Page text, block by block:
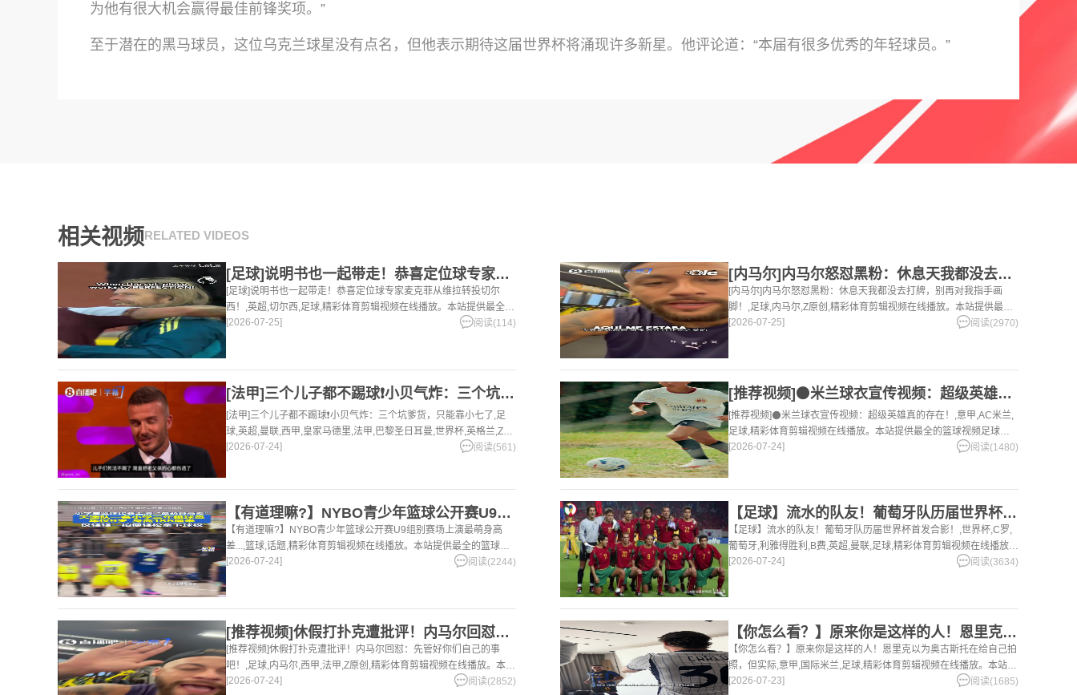
为他有很大机会赢得最佳前锋奖项。”
至于潜在的黑马球员，这位乌克兰球星没有点名，但他表示期待这届世界杯将涌现许多新星。他评论道：“本届有很多优秀的年轻球员。”
相关视频RELATED VIDEOS
[足球]说明书也一起带走！恭喜定位球专家麦克菲从维拉转投切尔
[足球]说明书也一起带走！恭喜定位球专家麦克菲从维拉转投切尔
西！,英超,切尔西,足球,精彩体育剪辑视频在线播放。本站提供最全的
篮球视频足球视频,集锦,录像。
[2026-07-25] 阅读(114)
[内马尔]内马尔怒怼黑粉：休息天我都没去打牌，别再对我指手画
[内马尔]内马尔怒怼黑粉：休息天我都没去打牌，别再对我指手画
脚！,足球,内马尔,Z原创,精彩体育剪辑视频在线播放。本站提供最全
的篮球视频足球视频,集锦,录像。
[2026-07-25] 阅读(2970)
[法甲]三个儿子都不踢球❗️小贝气炸：三个坑爹货，只能靠小七
[法甲]三个儿子都不踢球❗️小贝气炸：三个坑爹货，只能靠小七了,足
球,英超,曼联,西甲,皇家马德里,法甲,巴黎圣日耳曼,世界杯,英格兰,Z原
创,精彩体育剪辑视频在线播放。本站提供最全的篮球视频足球视频,
[2026-07-24] 阅读(561)
[推荐视频]⚫米兰球衣宣传视频：超级英雄真的存在！
[推荐视频]⚫米兰球衣宣传视频：超级英雄真的存在！,意甲,AC米兰,
足球,精彩体育剪辑视频在线播放。本站提供最全的篮球视频足球视
频,集锦,录像。
[2026-07-24] 阅读(1480)
【有道理嘛?】NYBO青少年篮球公开赛U9组别赛场上演最萌身
【有道理嘛?】NYBO青少年篮球公开赛U9组别赛场上演最萌身高
差...,篮球,话题,精彩体育剪辑视频在线播放。本站提供最全的篮球视
频足球视频,集锦,录像。
[2026-07-24] 阅读(2244)
【足球】流水的队友！葡萄牙队历届世界杯首发合影！
【足球】流水的队友！葡萄牙队历届世界杯首发合影！,世界杯,C罗,
葡萄牙,利雅得胜利,B费,英超,曼联,足球,精彩体育剪辑视频在线播放。
本站提供最全的篮球视频足球视频,集锦,录像。
[2026-07-24] 阅读(3634)
[推荐视频]休假打扑克遭批评！内马尔回怼：先管好你们自己的事
[推荐视频]休假打扑克遭批评！内马尔回怼：先管好你们自己的事
吧！,足球,内马尔,西甲,法甲,Z原创,精彩体育剪辑视频在线播放。本站
提供最全的篮球视频足球视频,集锦,录像。
[2026-07-24] 阅读(2852)
【你怎么看？】原来你是这样的人！恩里克以为奥古斯托在给自己拍
【你怎么看？】原来你是这样的人！恩里克以为奥古斯托在给自己拍
照，但实际,意甲,国际米兰,足球,精彩体育剪辑视频在线播放。本站提
供最全的篮球视频足球视频,集锦,录像。
[2026-07-23] 阅读(1685)